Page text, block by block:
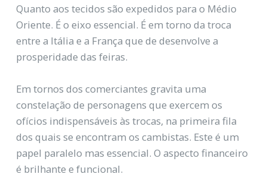
Quanto aos tecidos são expedidos para o Médio
Oriente. É o eixo essencial. É em torno da troca
entre a Itália e a França que de desenvolve a
prosperidade das feiras.
Em tornos dos comerciantes gravita uma
constelação de personagens que exercem os
ofícios indispensáveis às trocas, na primeira fila
dos quais se encontram os cambistas. Este é um
papel paralelo mas essencial. O aspecto financeiro
é brilhante e funcional.